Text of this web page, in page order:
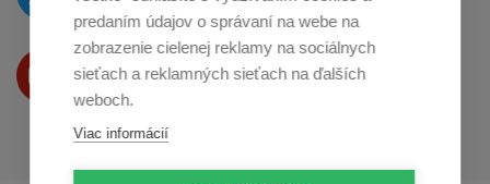
predaním údajov o správaní na webe na
zobrazenie cielenej reklamy na sociálnych
sieťach a reklamných sieťach na ďalších
weboch.
Viac informácií
Produkty Vám predstavujeme
naYoutube